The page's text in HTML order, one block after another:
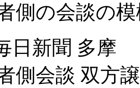
側の会談の
日新聞 多摩
側会談 双方